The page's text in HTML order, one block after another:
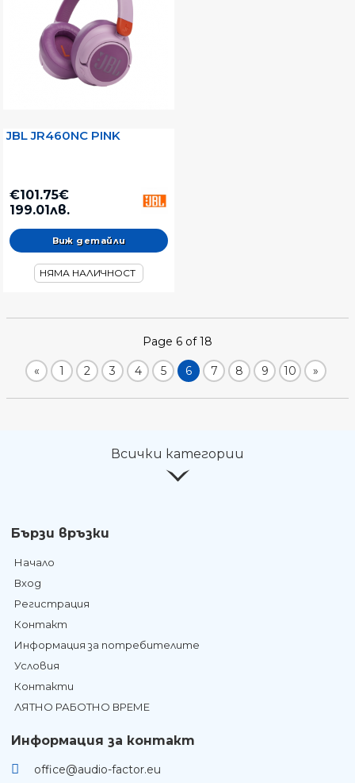
JBL JR460NC PINK
€101.75€
199.01лв.
Виж детайли
НЯМА НАЛИЧНОСТ
Page 6 of 18
« 1 2 3 4 5 6 7 8 9 10 »
Всички категории
Бързи връзки
Начало
Вход
Регистрация
Контакт
Информация за потребителите
Условия
Контакти
ЛЯТНО РАБОТНО ВРЕМЕ
Информация за контакт
office@audio-factor.eu